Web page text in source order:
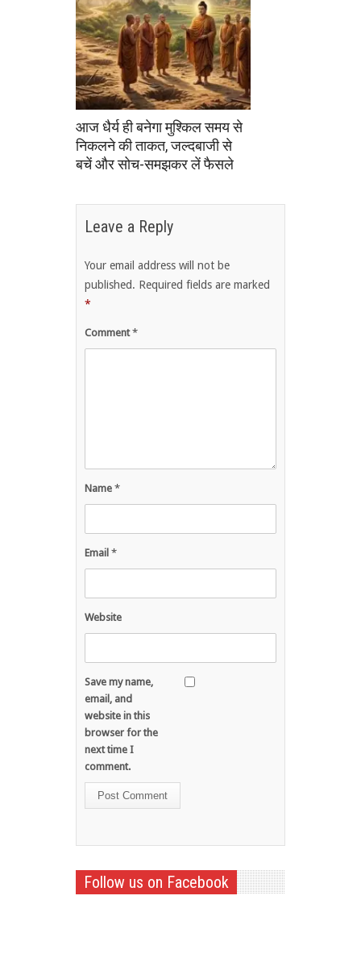
आज धैर्य ही बनेगा मुश्किल समय से
निकलने की ताकत, जल्दबाजी से
बचें और सोच-समझकर लें फैसले
Leave a Reply
Your email address will not be
published. Required fields are marked
*
Comment*
Name *
Email *
Website
Save my name,
email, and
website in this
browser for the
next time I
comment.
Follow us on Facebook